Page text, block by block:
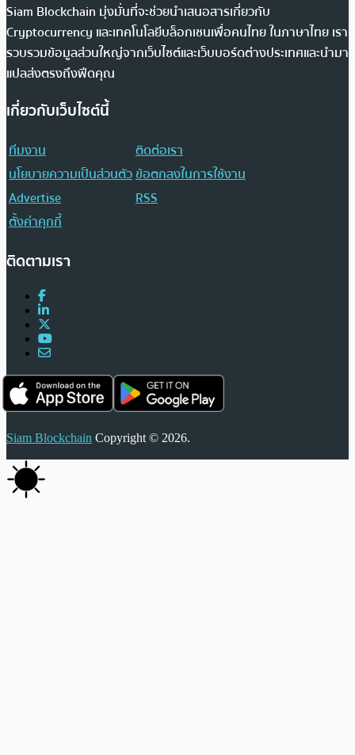
Siam Blockchain มุ่งมั่นที่จะช่วยนำเสนอสารเกี่ยวกับ
Cryptocurrency และเทคโนโลยีบล็อกเชนเพื่อคนไทย ในภาษาไทย เรา
รวบรวมข้อมูลส่วนใหญ่จากเว็บไซต์และเว็บบอร์ดต่างประเทศและนำมา
แปลส่งตรงถึงฟีดคุณ
เกี่ยวกับเว็บไซต์นี้
ทีมงาน
ติดต่อเรา
นโยบายความเป็นส่วนตัวข้อตกลงในการใช้งาน
Advertise
RSS
ตั้งค่าคุกกี้
ติดตามเรา
Siam Blockchain Copyright © 2026.